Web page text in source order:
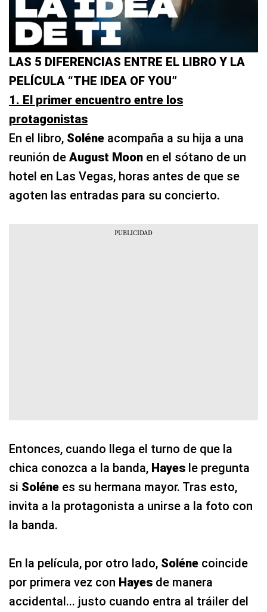
LAS 5 DIFERENCIAS ENTRE EL LIBRO Y LA
PELÍCULA “THE IDEA OF YOU”
1. El primer encuentro entre los
protagonistas
En el libro, Soléne acompaña a su hija a una
reunión de August Moon en el sótano de un
hotel en Las Vegas, horas antes de que se
agoten las entradas para su concierto.
Entonces, cuando llega el turno de que la
chica conozca a la banda, Hayes le pregunta
si Soléne es su hermana mayor. Tras esto,
invita a la protagonista a unirse a la foto con
la banda.
En la película, por otro lado, Soléne coincide
por primera vez con Hayes de manera
accidental... justo cuando entra al tráiler del